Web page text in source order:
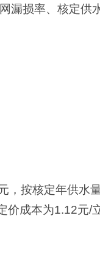
漏损率、核定供
，按核定年供水
成本为1.12元/